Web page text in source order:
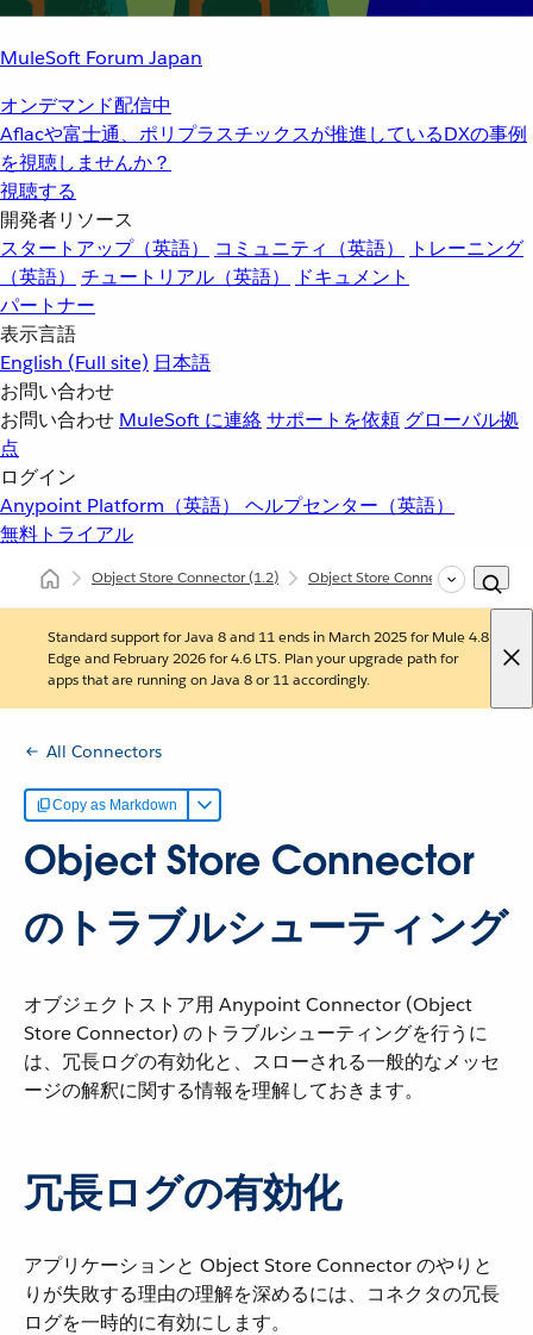
MuleSoft Forum Japan
オンデマンド配信中
Aflacや富士通、ポリプラスチックスが推進しているDXの事例
を視聴しませんか？
視聴する
開発者リソース
スタートアップ（英語）
コミュニティ（英語）
トレーニング
（英語）
チュートリアル（英語）
ドキュメント
パートナー
表示言語
English (Full site) 日本語
お問い合わせ
お問い合わせ MuleSoft に連絡サポートを依頼 グローバル拠
点
ログイン
Anypoint Platform（英語） ヘルプセンター（英語）
無料トライアル
Object Store Connector(1.2) Object Store Connector の例
Standard support for Java 8 and 11 ends in March 2025 for Mule 4.8
Edge and February 2026 for 4.6 LTS. Plan your upgrade path for
apps that are running on Java 8 or 11 accordingly.
All Connectors
Copy as Markdown
Object Store Connector
のトラブルシューティング
オブジェクトストア用 Anypoint Connector (Object
Store Connector) のトラブルシューティングを行うに
は、冗長ログの有効化と、スローされる一般的なメッセ
ージの解釈に関する情報を理解しておきます。
冗長ログの有効化
アプリケーションと Object Store Connector のやりと
りが失敗する理由の理解を深めるには、コネクタの冗長
ログを一時的に有効にします。